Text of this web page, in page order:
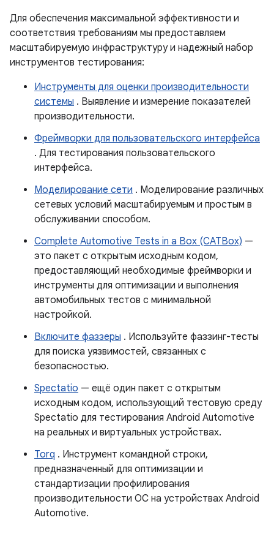
Для обеспечения максимальной эффективности и
соответствия требованиям мы предоставляем
масштабируемую инфраструктуру и надежный набор
инструментов тестирования:
Инструменты для оценки производительности
системы . Выявление и измерение показателей
производительности.
Фреймворки для пользовательского интерфейса
. Для тестирования пользовательского
интерфейса.
Моделирование сети . Моделирование различных
сетевых условий масштабируемым и простым в
обслуживании способом.
Complete Automotive Tests in a Box (CATBox) —
это пакет с открытым исходным кодом,
предоставляющий необходимые фреймворки и
инструменты для оптимизации и выполнения
автомобильных тестов с минимальной
настройкой.
Включите фаззеры . Используйте фаззинг-тесты
для поиска уязвимостей, связанных с
безопасностью.
Spectatio — ещё один пакет с открытым
исходным кодом, использующий тестовую среду
Spectatio для тестирования Android Automotive
на реальных и виртуальных устройствах.
Torq . Инструмент командной строки,
предназначенный для оптимизации и
стандартизации профилирования
производительности ОС на устройствах Android
Automotive.